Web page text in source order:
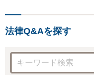
法律Q&Aを探す